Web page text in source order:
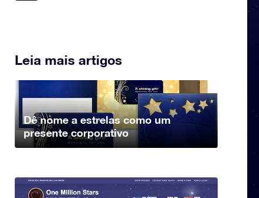
Leia mais artigos
Dê nome a estrelas como um
presente corporativo